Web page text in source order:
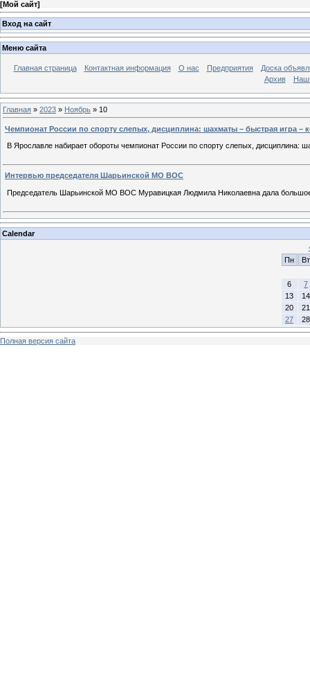
[Мой сайт]
Вход на сайт
Меню сайта
Главная страница Контактная информация О нас Предприятия
Доска
Архив
Главная » 2023 » Ноябрь » 10
Чемпионат России по спорту слепых, дисциплина: шахматы – быстрая игра
В Ярославле набирает обороты чемпионат России по спорту слепых,
Интервью председателя Шарьинской МО ВОС
Председатель Шарьинской МО ВОС Муравицкая Людмила Николаевна дала
Calendar
Пн
Вт
6
7
13
14
20
21
27
28
Полная версия сайта